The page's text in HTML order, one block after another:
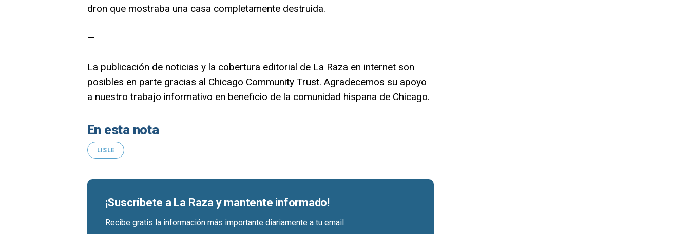
dron que mostraba una casa completamente destruida.
—
La publicación de noticias y la cobertura editorial de La Raza en internet son
posibles en parte gracias al Chicago Community Trust. Agradecemos su apoyo
a nuestro trabajo informativo en beneficio de la comunidad hispana de Chicago.
En esta nota
LISLE
¡Suscríbete a La Raza y mantente informado!
Recibe gratis la información más importante diariamente a tu email